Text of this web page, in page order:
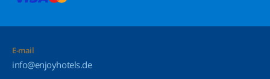
E-mail
info@enjoyhotels.de